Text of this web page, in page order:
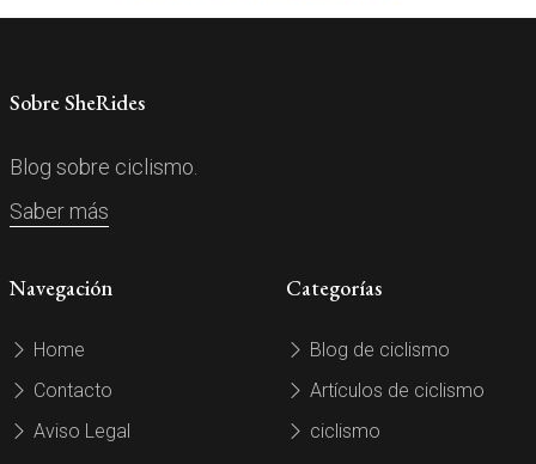
Sobre SheRides
Blog sobre ciclismo.
Saber más
Navegación
Home
Contacto
Aviso Legal
Categorías
Blog de ciclismo
Artículos de ciclismo
ciclismo